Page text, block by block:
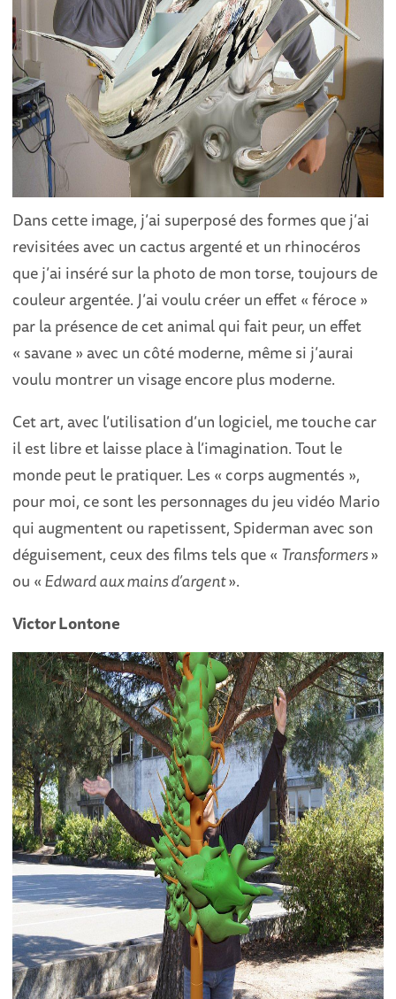
Dans cette image, j’ai superposé des formes que j’ai
revisitées avec un cactus argenté et un rhinocéros
que j’ai inséré sur la photo de mon torse, toujours de
couleur argentée. J’ai voulu créer un effet « féroce »
par la présence de cet animal qui fait peur, un effet
« savane » avec un côté moderne, même si j’aurai
voulu montrer un visage encore plus moderne.
Cet art, avec l’utilisation d’un logiciel, me touche car
il est libre et laisse place à l’imagination. Tout le
monde peut le pratiquer. Les « corps augmentés »,
pour moi, ce sont les personnages du jeu vidéo Mario
qui augmentent ou rapetissent, Spiderman avec son
déguisement, ceux des films tels que « Transformers»
ou «Edward aux mains d’argent».
Victor Lontone